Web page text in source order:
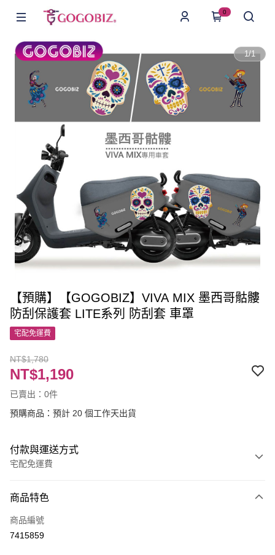
0
1/1
【預購】【GOGOBIZ】VIVA MIX 墨西哥骷髏
防刮保護套 LITE系列 防刮套 車罩
宅配免運費
NT$1,780
NT$1,190
已賣出：0件
預購商品：預計 20 個工作天出貨
付款與運送方式
宅配免運費
信用卡一次付款
LINE Pay
商品特色
商品編號
7415859